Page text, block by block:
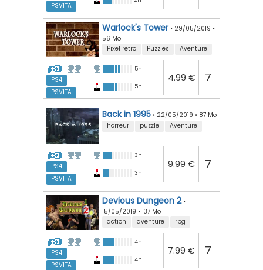
PSVITA
Warlock's Tower • 29/05/2019 •
56 Mo
Pixel retro
Puzzles Aventure
PS4
PSVITA
5h
5h
4.99 € 7
Back in 1995 • 22/05/2019 • 87 Mo
horreur
puzzle Aventure
PS4
PSVITA
3h
3h
9.99 € 7
Devious Dungeon 2•
15/05/2019 • 137 Mo
action
aventure rpg
PS4
PSVITA
4h
4h
7.99 € 7